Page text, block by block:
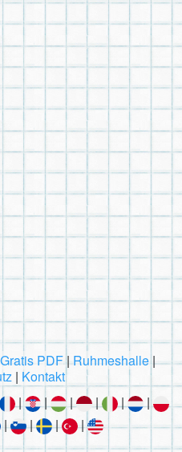
Gratis PDF|Ruhmeshalle|
| Kontakt
| | | | |
|
| | | |